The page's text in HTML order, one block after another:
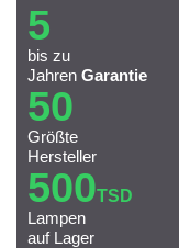
5
bis zu
Jahren Garantie
50
Größte
Hersteller
500TSD
Lampen
auf Lager